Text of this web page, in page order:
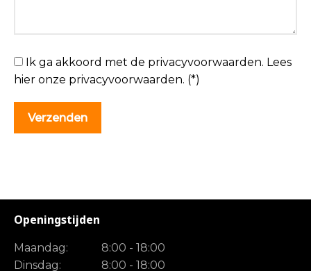
Ik ga akkoord met de privacyvoorwaarden. Lees
hier onze privacyvoorwaarden. (*)
Openingstijden
Maandag:
8:00 - 18:00
Dinsdag:
8:00 - 18:00